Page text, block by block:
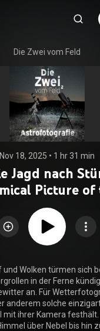
Die Zwei vom Feld
Nov 18, 2025 • 1 hr 31 min
Jagd nach
Picture of
und Wolken türmen sich
in der Ferne
an. Für
anderem solche
mit ihrer Kamera
über Nebel bis hin